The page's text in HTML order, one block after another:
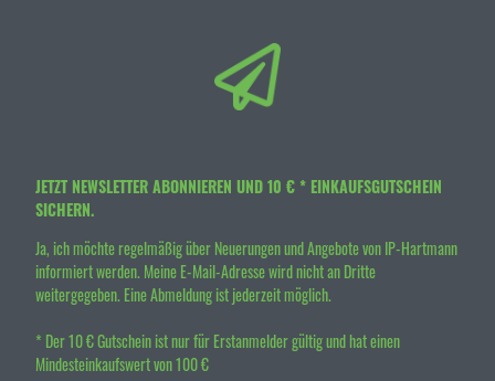
JETZT NEWSLETTER ABONNIEREN UND 10 € * EINKAUFSGUTSCHEIN
SICHERN.
Ja, ich möchte regelmäßig über Neuerungen und Angebote von IP-Hartmann
informiert werden. Meine E-Mail-Adresse wird nicht an Dritte
weitergegeben. Eine Abmeldung ist jederzeit möglich.
* Der 10 € Gutschein ist nur für Erstanmelder gültig und hat einen
Mindesteinkaufswert von 100 €